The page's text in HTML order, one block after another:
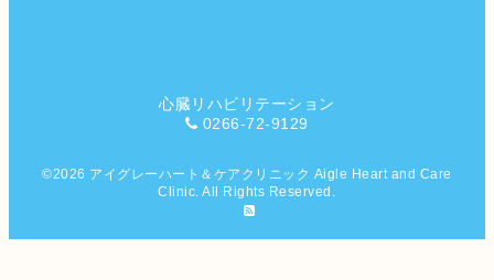
心臓リハビリテーション
0266-72-9129
©2026 アイグレーハート＆ケアクリニック Aigle Heart and Care
Clinic. All Rights Reserved.